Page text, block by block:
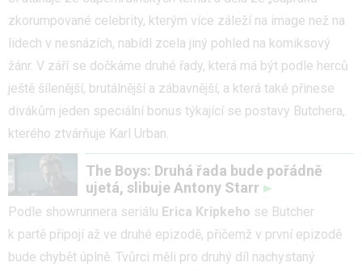
zkorumpované celebrity, kterým více záleží na image než na
lidech v nesnázích, nabídl zcela jiný pohled na komiksový
žánr. V září se dočkáme druhé řady, která má být podle herců
ještě šílenější, brutálnější a zábavnější, a která také přinese
divákům jeden speciální bonus týkající se postavy Butchera,
kterého ztvárňuje Karl Urban.
The Boys: Druhá řada bude pořádně
ujetá, slibuje Antony Starr
Podle showrunnera seriálu Erica Kripkeho se Butcher
k partě připojí až ve druhé epizodě, přičemž v první epizodě
bude chybět úplně. Tvůrci měli pro druhý díl nachystaný